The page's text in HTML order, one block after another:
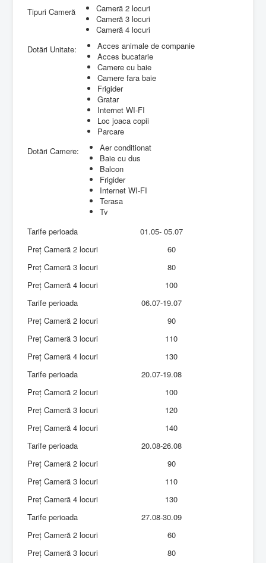
Tipuri Cameră
Cameră 2 locuri
Cameră 3 locuri
Cameră 4 locuri
Dotări Unitate:
Acces animale de companie
Acces bucatarie
Camere cu baie
Camere fara baie
Frigider
Gratar
Internet WI-FI
Loc joaca copii
Parcare
Dotări Camere:
Aer conditionat
Baie cu dus
Balcon
Frigider
Internet WI-FI
Terasa
Tv
Tarife perioada
01.05- 05.07
Preț Cameră 2 locuri
60
Preț Cameră 3 locuri
80
Preț Cameră 4 locuri
100
Tarife perioada
06.07-19.07
Preț Cameră 2 locuri
90
Preț Cameră 3 locuri
110
Preț Cameră 4 locuri
130
Tarife perioada
20.07-19.08
Preț Cameră 2 locuri
100
Preț Cameră 3 locuri
120
Preț Cameră 4 locuri
140
Tarife perioada
20.08-26.08
Preț Cameră 2 locuri
90
Preț Cameră 3 locuri
110
Preț Cameră 4 locuri
130
Tarife perioada
27.08-30.09
Preț Cameră 2 locuri
60
Preț Cameră 3 locuri
80